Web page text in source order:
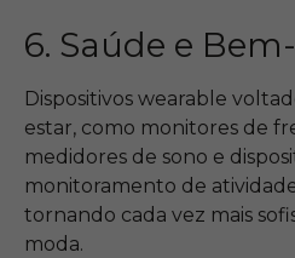
6. Saúde e
Dispositivos wearable
estar, como monitores de
medidores de sono e
monitoramento de
tornando cada vez mais
moda.